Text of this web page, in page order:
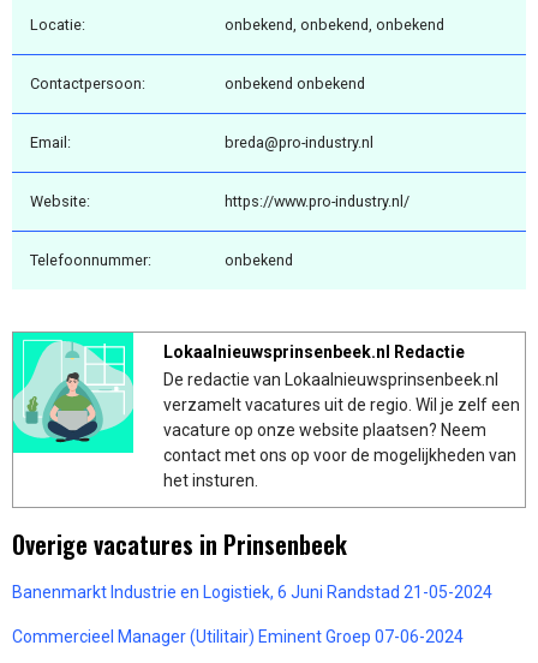
Locatie: onbekend, onbekend, onbekend
Contactpersoon: onbekend onbekend
Email: breda@pro-industry.nl
Website: https://www.pro-industry.nl/
Telefoonnummer: onbekend
Lokaalnieuwsprinsenbeek.nl Redactie
De redactie van Lokaalnieuwsprinsenbeek.nl
verzamelt vacatures uit de regio. Wil je zelf een
vacature op onze website plaatsen? Neem
contact met ons op voor de mogelijkheden van
het insturen.
Overige vacatures in Prinsenbeek
Banenmarkt Industrie en Logistiek, 6 Juni Randstad 21-05-2024
Commercieel Manager (Utilitair) Eminent Groep 07-06-2024